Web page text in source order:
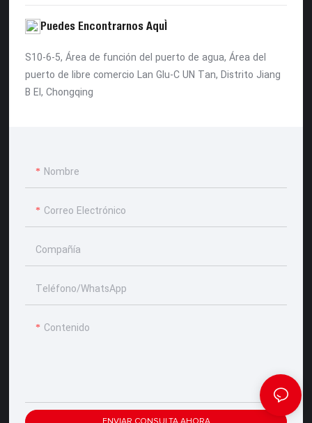
Puedes Encontrarnos Aquí
S10-6-5, Área de función del puerto de agua, Área del
puerto de libre comercio Lan Glu-C UN Tan, Distrito Jiang
B EI, Chongqing
Nombre
Correo Electrónico
Compañía
Teléfono/WhatsApp
Contenido